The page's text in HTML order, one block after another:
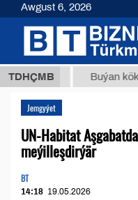
TDHÇMB Buýan köküniň
Jemgyýet
UN-Habitat
meýilleşdirýär
BT
14:18 19.05.2026
Awgust 6, 2026